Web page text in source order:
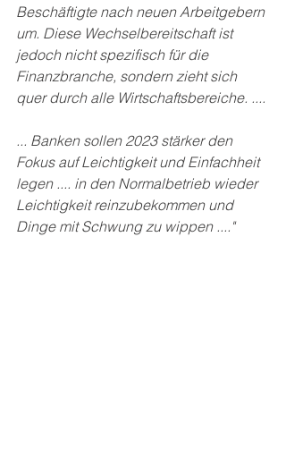
Beschäftigte nach neuen Arbeitgebern
um. Diese Wechselbereitschaft ist
jedoch nicht spezifisch für die
Finanzbranche, sondern zieht sich
quer durch alle Wirtschaftsbereiche. ....
... Banken sollen 2023 stärker den
Fokus auf Leichtigkeit und Einfachheit
legen .... in den Normalbetrieb wieder
Leichtigkeit reinzubekommen und
Dinge mit Schwung zu wippen ...."